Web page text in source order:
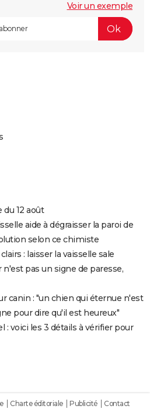
Voir un exemple
du 12 août
aide à dégraisser la paroi de
selon ce chimiste
: laisser la vaisselle sale
pas un signe de paresse,
canin : "un chien qui éternue n'est
pour dire qu'il est heureux"
: voici les 3 détails à vérifier pour
Charte éditoriale Publicité Contact